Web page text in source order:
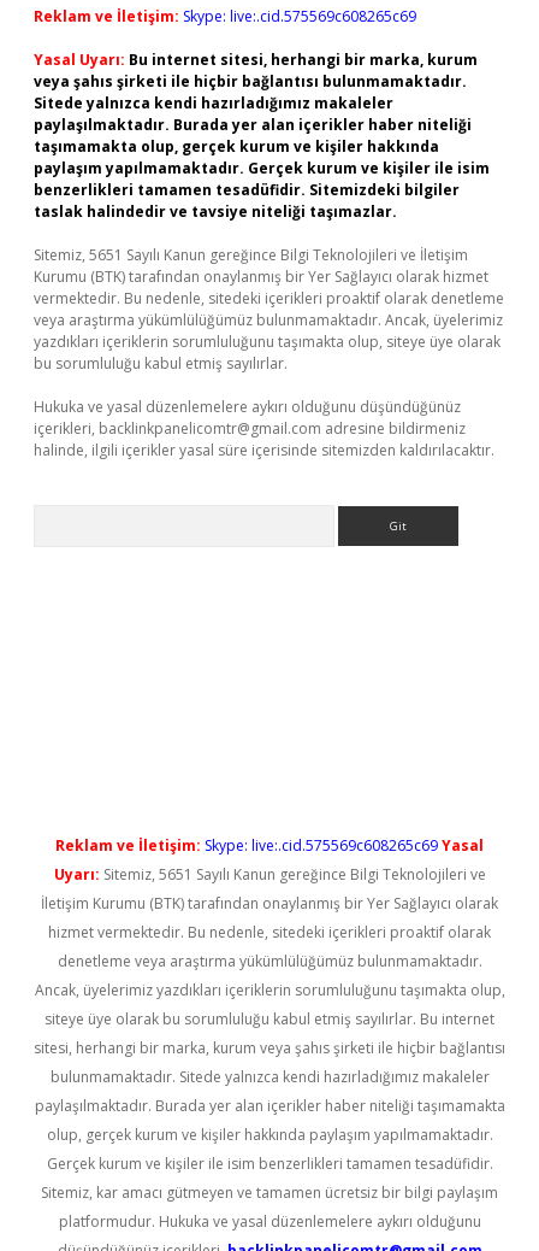
Reklam ve İletişim: Skype: live:.cid.575569c608265c69
Yasal Uyarı: Bu internet sitesi, herhangi bir marka, kurum
veya şahıs şirketi ile hiçbir bağlantısı bulunmamaktadır.
Sitede yalnızca kendi hazırladığımız makaleler
paylaşılmaktadır. Burada yer alan içerikler haber niteliği
taşımamakta olup, gerçek kurum ve kişiler hakkında
paylaşım yapılmamaktadır. Gerçek kurum ve kişiler ile isim
benzerlikleri tamamen tesadüfidir. Sitemizdeki bilgiler
taslak halindedir ve tavsiye niteliği taşımazlar.
Sitemiz, 5651 Sayılı Kanun gereğince Bilgi Teknolojileri ve İletişim
Kurumu (BTK) tarafından onaylanmış bir Yer Sağlayıcı olarak hizmet
vermektedir. Bu nedenle, sitedeki içerikleri proaktif olarak denetleme
veya araştırma yükümlülüğümüz bulunmamaktadır. Ancak, üyelerimiz
yazdıkları içeriklerin sorumluluğunu taşımakta olup, siteye üye olarak
bu sorumluluğu kabul etmiş sayılırlar.
Hukuka ve yasal düzenlemelere aykırı olduğunu düşündüğünüz
içerikleri, backlinkpanelicomtr@gmail.com adresine bildirmeniz
halinde, ilgili içerikler yasal süre içerisinde sitemizden kaldırılacaktır.
Reklam ve İletişim: Skype: live:.cid.575569c608265c69Yasal
Uyarı: Sitemiz, 5651 Sayılı Kanun gereğince Bilgi Teknolojileri ve
İletişim Kurumu (BTK) tarafından onaylanmış bir Yer Sağlayıcı olarak
hizmet vermektedir. Bu nedenle, sitedeki içerikleri proaktif olarak
denetleme veya araştırma yükümlülüğümüz bulunmamaktadır.
Ancak, üyelerimiz yazdıkları içeriklerin sorumluluğunu taşımakta olup,
siteye üye olarak bu sorumluluğu kabul etmiş sayılırlar. Bu internet
sitesi, herhangi bir marka, kurum veya şahıs şirketi ile hiçbir bağlantısı
bulunmamaktadır. Sitede yalnızca kendi hazırladığımız makaleler
paylaşılmaktadır. Burada yer alan içerikler haber niteliği taşımamakta
olup, gerçek kurum ve kişiler hakkında paylaşım yapılmamaktadır.
Gerçek kurum ve kişiler ile isim benzerlikleri tamamen tesadüfidir.
Sitemiz, kar amacı gütmeyen ve tamamen ücretsiz bir bilgi paylaşım
platformudur. Hukuka ve yasal düzenlemelere aykırı olduğunu